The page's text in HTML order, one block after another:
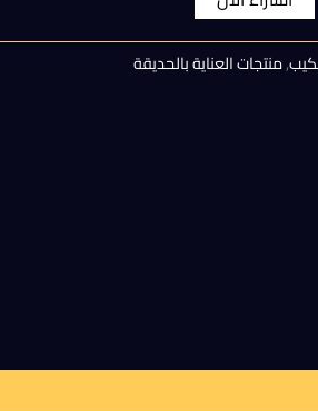
هو:
110,00 EGP.
,منتجات العناية بالحديقة